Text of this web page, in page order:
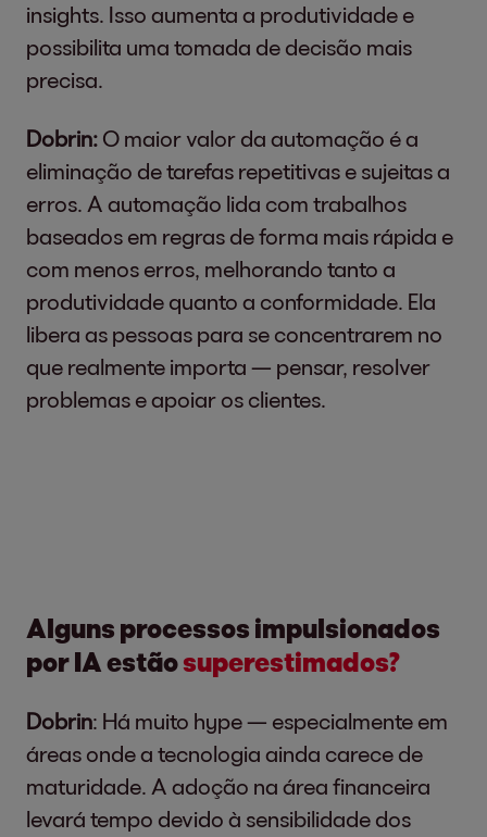
insights. Isso aumenta a produtividade e
possibilita uma tomada de decisão mais
precisa.
Dobrin: O maior valor da automação é a
eliminação de tarefas repetitivas e sujeitas a
erros. A automação lida com trabalhos
baseados em regras de forma mais rápida e
com menos erros, melhorando tanto a
produtividade quanto a conformidade. Ela
libera as pessoas para se concentrarem no
que realmente importa — pensar, resolver
problemas e apoiar os clientes.
Alguns processos impulsionados
por IA estãosuperestimados?
Dobrin: Há muito hype — especialmente em
áreas onde a tecnologia ainda carece de
maturidade. A adoção na área financeira
levará tempo devido à sensibilidade dos